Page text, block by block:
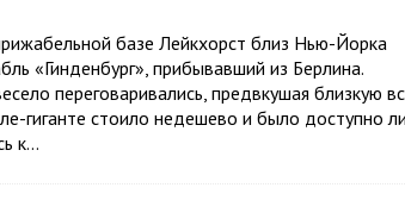
базе Лейкхорст близ Нью-Йорка
«Гинденбург», прибывавший из Берлина.
переговаривались, предвкушая близкую
гиганте стоило недешево и было доступно
к…